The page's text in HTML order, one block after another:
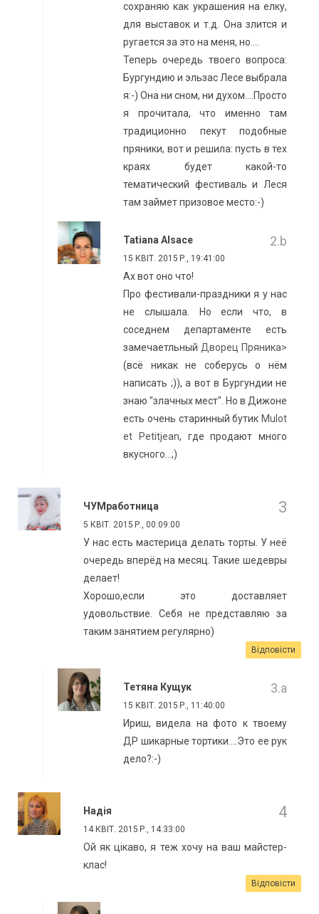
сохраняю как украшения на елку,
для выставок и т.д. Она злится и
ругается за это на меня, но....
Теперь очередь твоего вопроса:
Бургундию и эльзас Лесе выбрала
я:-) Она ни сном, ни духом....Просто
я прочитала, что именно там
традиционно пекут подобные
пряники, вот и решила: пусть в тех
краях будет какой-то
тематический фестиваль и Леся
там займет призовое место:-)
Tatiana Alsace
15 КВІТ. 2015 Р., 19:41:00
Ах вот оно что!
Про фестивали-праздники я у нас
не слышала. Но если что, в
соседнем департаменте есть
замечаетльный Дворец Пряника>
(всё никак не соберусь о нём
написать ;)), а вот в Бургундии не
знаю "злачных мест". Но в Дижоне
есть очень старинный бутик Mulot
et Petitjean, где продают много
вкусного...;)
ЧУМработница
5 КВІТ. 2015 Р., 00:09:00
У нас есть мастерица делать торты. У неё
очередь вперёд на месяц. Такие шедевры
делает!
Хорошо,если это доставляет
удовольствие. Себя не представляю за
таким занятием регулярно)
Відповісти
Тетяна Кущук
15 КВІТ. 2015 Р., 11:40:00
Ириш, видела на фото к твоему
ДР шикарные тортики....Это ее рук
дело?:-)
Надія
14 КВІТ. 2015 Р., 14:33:00
Ой як цікаво, я теж хочу на ваш майстер-
клас!
Відповісти